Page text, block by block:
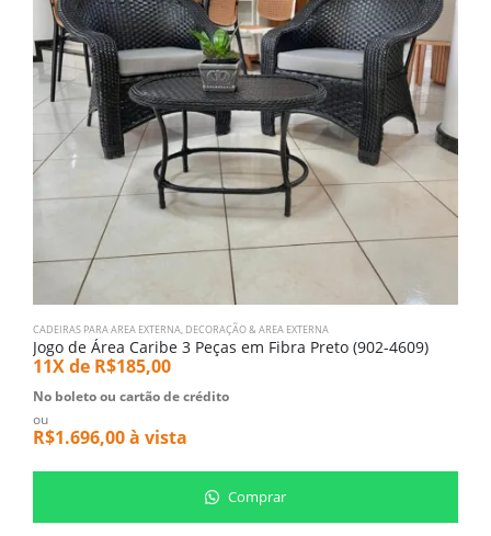
CADEIRAS PARA AREA EXTERNA DECORAÇÃO & AREA EXTERNA
Jogo de Área Caribe 3 Peças em Fibra Preto (902-4609)
11X de R$185,00
No boleto ou cartão de crédito
ou
R$1.696,00à vista
Comprar